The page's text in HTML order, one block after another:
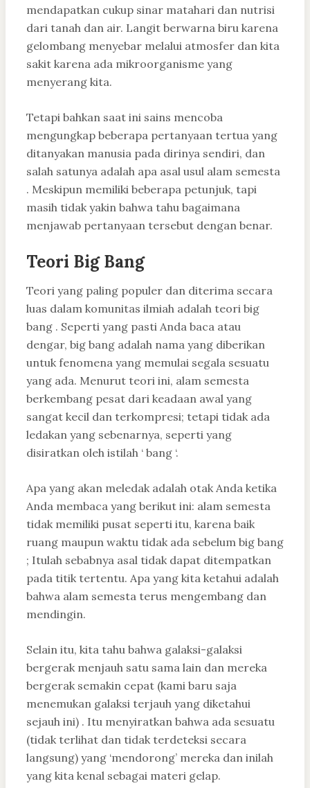
mendapatkan cukup sinar matahari dan nutrisi
dari tanah dan air. Langit berwarna biru karena
gelombang menyebar melalui atmosfer dan kita
sakit karena ada mikroorganisme yang
menyerang kita.
Tetapi bahkan saat ini sains mencoba
mengungkap beberapa pertanyaan tertua yang
ditanyakan manusia pada dirinya sendiri, dan
salah satunya adalah apa asal usul alam semesta
. Meskipun memiliki beberapa petunjuk, tapi
masih tidak yakin bahwa tahu bagaimana
menjawab pertanyaan tersebut dengan benar.
Teori Big Bang
Teori yang paling populer dan diterima secara
luas dalam komunitas ilmiah adalah teori big
bang . Seperti yang pasti Anda baca atau
dengar, big bang adalah nama yang diberikan
untuk fenomena yang memulai segala sesuatu
yang ada. Menurut teori ini, alam semesta
berkembang pesat dari keadaan awal yang
sangat kecil dan terkompresi; tetapi tidak ada
ledakan yang sebenarnya, seperti yang
disiratkan oleh istilah ‘ bang ‘.
Apa yang akan meledak adalah otak Anda ketika
Anda membaca yang berikut ini: alam semesta
tidak memiliki pusat seperti itu, karena baik
ruang maupun waktu tidak ada sebelum big bang
; Itulah sebabnya asal tidak dapat ditempatkan
pada titik tertentu. Apa yang kita ketahui adalah
bahwa alam semesta terus mengembang dan
mendingin.
Selain itu, kita tahu bahwa galaksi-galaksi
bergerak menjauh satu sama lain dan mereka
bergerak semakin cepat (kami baru saja
menemukan galaksi terjauh yang diketahui
sejauh ini) . Itu menyiratkan bahwa ada sesuatu
(tidak terlihat dan tidak terdeteksi secara
langsung) yang ‘mendorong’ mereka dan inilah
yang kita kenal sebagai materi gelap.